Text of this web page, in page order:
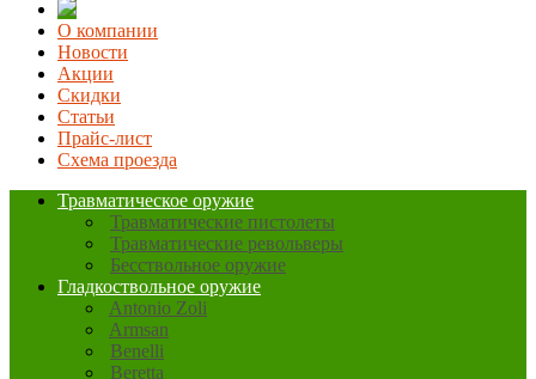
О компании
Новости
Акции
Скидки
Статьи
Прайс-лист
Схема проезда
Травматическое оружие
Травматические пистолеты
Травматические револьверы
Бесствольное оружие
Гладкоствольное оружие
Antonio Zoli
Armsan
Benelli
Beretta